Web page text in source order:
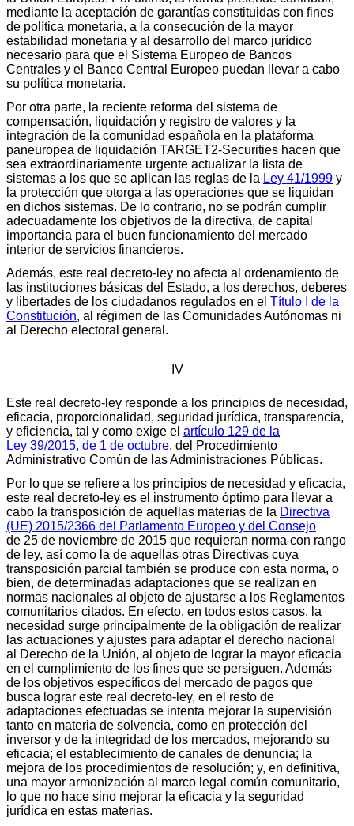
mediante la aceptación de garantías constituidas con fines
de política monetaria, a la consecución de la mayor
estabilidad monetaria y al desarrollo del marco jurídico
necesario para que el Sistema Europeo de Bancos
Centrales y el Banco Central Europeo puedan llevar a cabo
su política monetaria.
Por otra parte, la reciente reforma del sistema de
compensación, liquidación y registro de valores y la
integración de la comunidad española en la plataforma
paneuropea de liquidación TARGET2-Securities hacen que
sea extraordinariamente urgente actualizar la lista de
sistemas a los que se aplican las reglas de la Ley 41/1999 y
la protección que otorga a las operaciones que se liquidan
en dichos sistemas. De lo contrario, no se podrán cumplir
adecuadamente los objetivos de la directiva, de capital
importancia para el buen funcionamiento del mercado
interior de servicios financieros.
Además, este real decreto-ley no afecta al ordenamiento de
las instituciones básicas del Estado, a los derechos, deberes
y libertades de los ciudadanos regulados en el Título I de la
Constitución, al régimen de las Comunidades Autónomas ni
al Derecho electoral general.
IV
Este real decreto-ley responde a los principios de necesidad,
eficacia, proporcionalidad, seguridad jurídica, transparencia,
y eficiencia, tal y como exige el artículo 129 de la
Ley 39/2015, de 1 de octubre, del Procedimiento
Administrativo Común de las Administraciones Públicas.
Por lo que se refiere a los principios de necesidad y eficacia,
este real decreto-ley es el instrumento óptimo para llevar a
cabo la transposición de aquellas materias de la Directiva
(UE) 2015/2366 del Parlamento Europeo y del Consejo
de 25 de noviembre de 2015 que requieran norma con rango
de ley, así como la de aquellas otras Directivas cuya
transposición parcial también se produce con esta norma, o
bien, de determinadas adaptaciones que se realizan en
normas nacionales al objeto de ajustarse a los Reglamentos
comunitarios citados. En efecto, en todos estos casos, la
necesidad surge principalmente de la obligación de realizar
las actuaciones y ajustes para adaptar el derecho nacional
al Derecho de la Unión, al objeto de lograr la mayor eficacia
en el cumplimiento de los fines que se persiguen. Además
de los objetivos específicos del mercado de pagos que
busca lograr este real decreto-ley, en el resto de
adaptaciones efectuadas se intenta mejorar la supervisión
tanto en materia de solvencia, como en protección del
inversor y de la integridad de los mercados, mejorando su
eficacia; el establecimiento de canales de denuncia; la
mejora de los procedimientos de resolución; y, en definitiva,
una mayor armonización al marco legal común comunitario,
lo que no hace sino mejorar la eficacia y la seguridad
jurídica en estas materias.